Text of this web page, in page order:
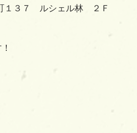
３７　ルシェル林　２Ｆ